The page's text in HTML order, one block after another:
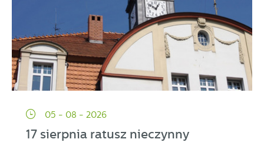
05 - 08 - 2026
17 sierpnia ratusz nieczynny